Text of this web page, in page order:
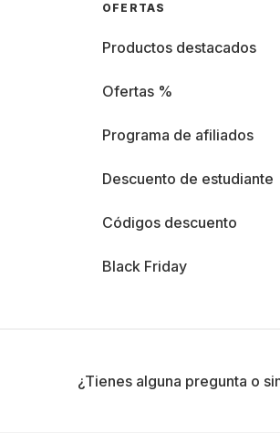
OFERTAS
Productos destacados
Ofertas %
Programa de afiliados
Descuento de estudiante
Códigos descuento
Black Friday
¿Tienes alguna pregunta o